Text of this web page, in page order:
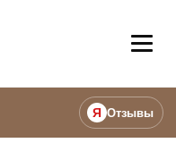
Я Отзывы